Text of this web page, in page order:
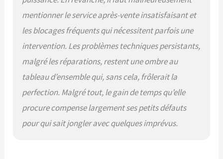
mentionner le service après-vente insatisfaisant et
les blocages fréquents qui nécessitent parfois une
intervention. Les problèmes techniques persistants,
malgré les réparations, restent une ombre au
tableau d’ensemble qui, sans cela, frôlerait la
perfection. Malgré tout, le gain de temps qu’elle
procure compense largement ses petits défauts
pour qui sait jongler avec quelques imprévus.